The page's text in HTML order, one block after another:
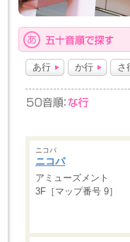
あ行 か行 さ
ニコパ
ニコパ
アミューズメント
3F［マップ番号 9］